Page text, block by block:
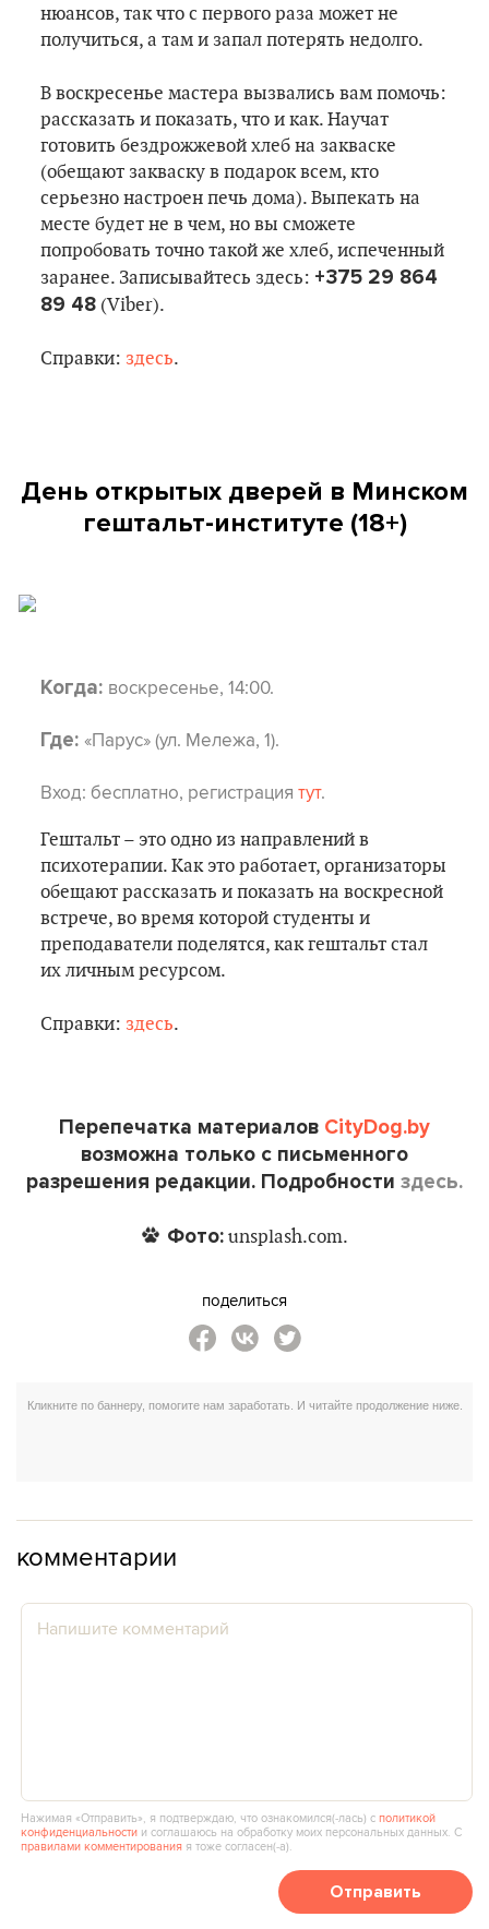
нюансов, так что с первого раза может не
получиться, а там и запал потерять недолго.
В воскресенье мастера вызвались вам помочь:
рассказать и показать, что и как. Научат
готовить бездрожжевой хлеб на закваске
(обещают закваску в подарок всем, кто
серьезно настроен печь дома). Выпекать на
месте будет не в чем, но вы сможете
попробовать точно такой же хлеб, испеченный
заранее. Записывайтесь здесь: +375 29 864
89 48 (Viber).
Справки: здесь.
День открытых дверей в Минском
гештальт-институте (18+)
Когда: воскресенье, 14:00.
Где: «Парус» (ул. Мележа, 1).
Вход: бесплатно, регистрация тут.
Гештальт – это одно из направлений в
психотерапии. Как это работает, организаторы
обещают рассказать и показать на воскресной
встрече, во время которой студенты и
преподаватели поделятся, как гештальт стал
их личным ресурсом.
Справки: здесь.
Перепечатка материалов CityDog.by
возможна только с письменного
разрешения редакции. Подробности здесь.
Фото:unsplash.com.
поделиться
комментарии
Нажимая «Отправить», я подтверждаю, что ознакомился(‑лась) сполитикой
конфиденциальности и соглашаюсь на обработку моих персональных данных. С
правилами комментирования я тоже согласен(‑а).
Отправить